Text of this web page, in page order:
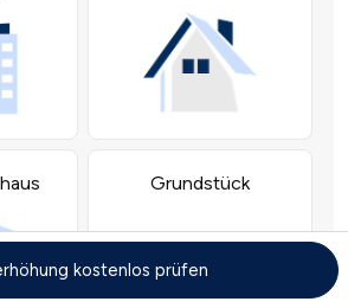
kostenlos prüfen